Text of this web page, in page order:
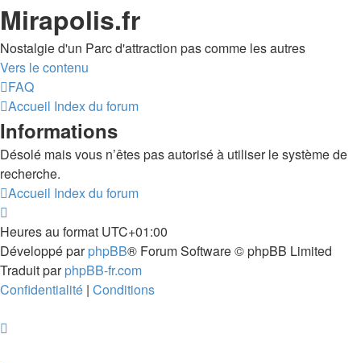
Mirapolis.fr
Nostalgie d'un Parc d'attraction pas comme les autres
Vers le contenu
FAQ
Accueil Index du forum
Informations
Désolé mais vous n’êtes pas autorisé à utiliser le système de
recherche.
Accueil Index du forum
Heures au format UTC+01:00
Développé parphpBB® Forum Software © phpBB Limited
Traduit parphpBB-fr.com
Confidentialité | Conditions